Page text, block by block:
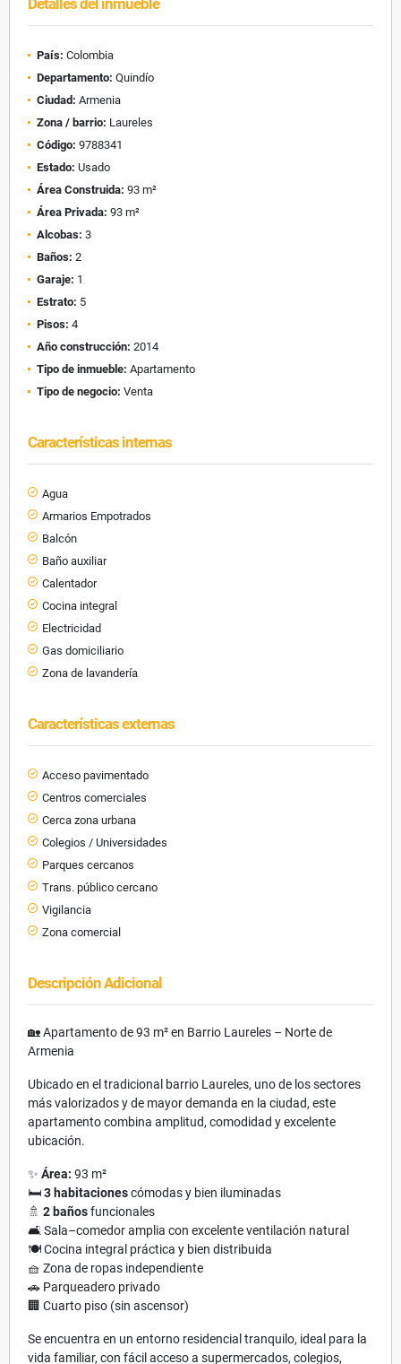
País: Colombia
Departamento: Quindío
Ciudad: Armenia
Zona / barrio: Laureles
Código: 9788341
Estado: Usado
Área Construida: 93 m²
Área Privada: 93 m²
Alcobas: 3
Baños: 2
Garaje: 1
Estrato: 5
Pisos: 4
Año construcción: 2014
Tipo de inmueble: Apartamento
Tipo de negocio: Venta
Características internas
Agua
Armarios Empotrados
Balcón
Baño auxiliar
Calentador
Cocina integral
Electricidad
Gas domiciliario
Zona de lavandería
Características externas
Acceso pavimentado
Centros comerciales
Cerca zona urbana
Colegios / Universidades
Parques cercanos
Trans. público cercano
Vigilancia
Zona comercial
Descripción Adicional
🏡 Apartamento de 93 m² en Barrio Laureles – Norte de
Armenia
Ubicado en el tradicional barrio Laureles, uno de los sectores
más valorizados y de mayor demanda en la ciudad, este
apartamento combina amplitud, comodidad y excelente
ubicación.
✨ Área: 93 m²
🛏3 habitacionescómodas y bien iluminadas
🚿 2 bañosfuncionales
🛋 Sala–comedor amplia con excelente ventilación natural
🍽 Cocina integral práctica y bien distribuida
🧺 Zona de ropas independiente
🚗 Parqueadero privado
🏢 Cuarto piso (sin ascensor)
Se encuentra en un entorno residencial tranquilo, ideal para la
vida familiar, con fácil acceso a supermercados, colegios,